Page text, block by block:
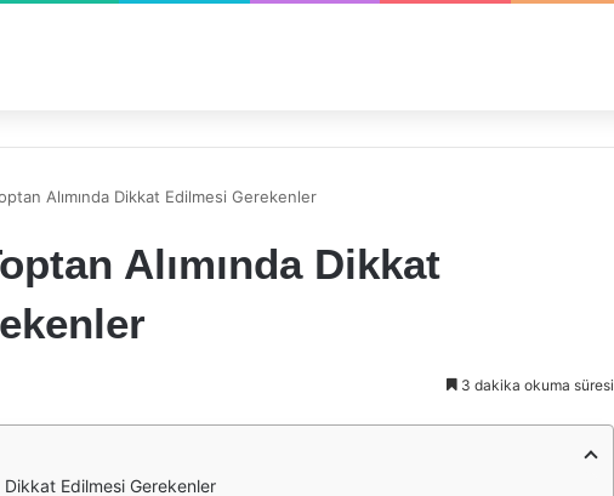
Alımında Dikkat Edilmesi Gerekenler
Alımında Dikkat
3 dakika okuma süresi
Dikkat Edilmesi Gerekenler